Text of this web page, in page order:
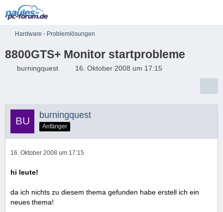
Hardware - Problemlösungen
8800GTS+ Monitor startprobleme
burningquest 16. Oktober 2008 um 17:15
burningquest
Anfänger
16. Oktober 2008 um 17:15
hi leute!
da ich nichts zu diesem thema gefunden habe erstell ich ein
neues thema!